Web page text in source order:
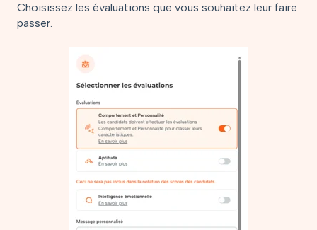
Choisissez les évaluations que vous souhaitez leur faire
passer.